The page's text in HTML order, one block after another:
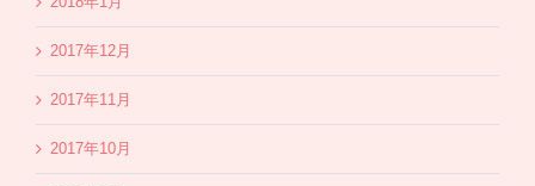
2017年12月
2017年11月
2017年10月